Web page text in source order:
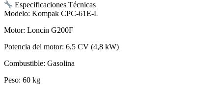
Especificaciones Técnicas
Modelo: Kompak CPC-61E-L
Motor: Loncin G200F
Potencia del motor: 6,5 CV (4,8 kW)
Combustible: Gasolina
Peso: 60 kg